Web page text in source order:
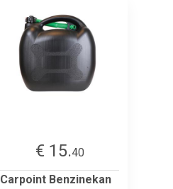
€ 15.40
Carpoint Benzinekan